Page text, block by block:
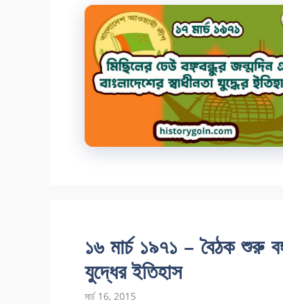
১৬ মার্চ ১৯৭১ – বৈঠক শুরু
যুদ্ধের ইতিহাস
মার্চ 16, 2015